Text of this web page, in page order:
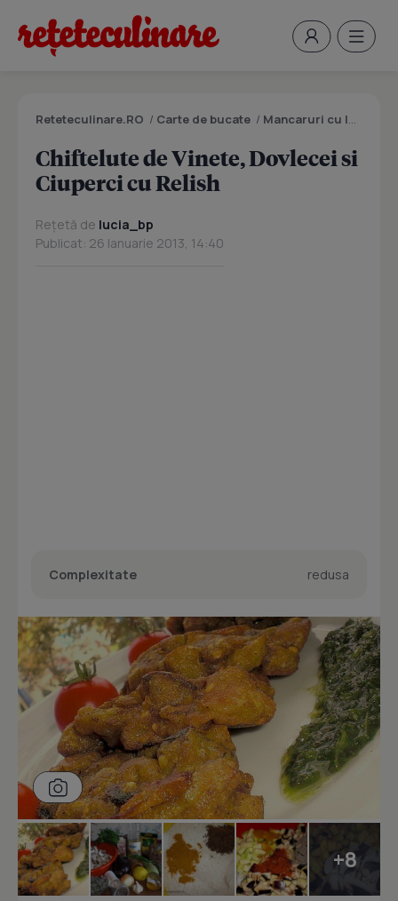
Reteteculinare.RO / Carte de bucate / Mancaruri cu legume si zarzavaturi
Chiftelute de Vinete, Dovlecei si
Ciuperci cu Relish
Rețetă de lucia_bp
Publicat: 26 Ianuarie 2013, 14:40
Complexitate redusa
+8